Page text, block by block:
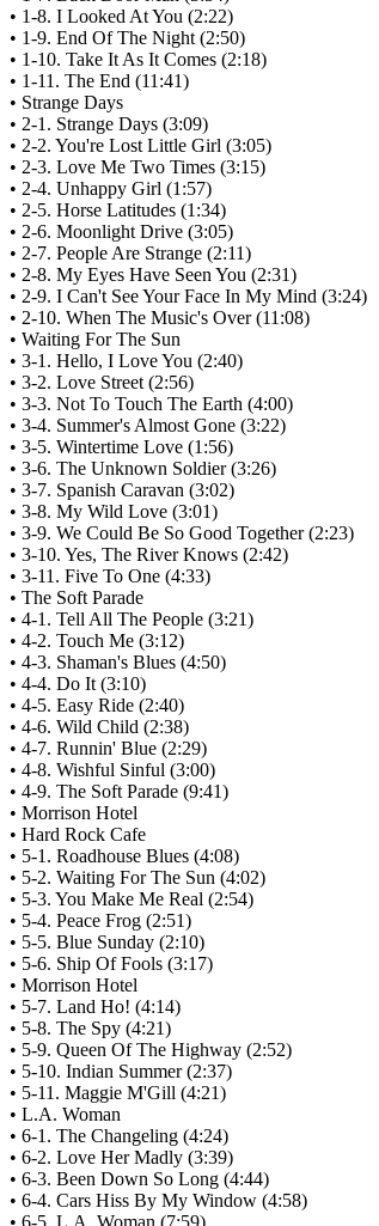
• 1-8. I Looked At You (2:22)
• 1-9. End Of The Night (2:50)
• 1-10. Take It As It Comes (2:18)
• 1-11. The End (11:41)
• Strange Days
• 2-1. Strange Days (3:09)
• 2-2. You're Lost Little Girl (3:05)
• 2-3. Love Me Two Times (3:15)
• 2-4. Unhappy Girl (1:57)
• 2-5. Horse Latitudes (1:34)
• 2-6. Moonlight Drive (3:05)
• 2-7. People Are Strange (2:11)
• 2-8. My Eyes Have Seen You (2:31)
• 2-9. I Can't See Your Face In My Mind (3:24)
• 2-10. When The Music's Over (11:08)
• Waiting For The Sun
• 3-1. Hello, I Love You (2:40)
• 3-2. Love Street (2:56)
• 3-3. Not To Touch The Earth (4:00)
• 3-4. Summer's Almost Gone (3:22)
• 3-5. Wintertime Love (1:56)
• 3-6. The Unknown Soldier (3:26)
• 3-7. Spanish Caravan (3:02)
• 3-8. My Wild Love (3:01)
• 3-9. We Could Be So Good Together (2:23)
• 3-10. Yes, The River Knows (2:42)
• 3-11. Five To One (4:33)
• The Soft Parade
• 4-1. Tell All The People (3:21)
• 4-2. Touch Me (3:12)
• 4-3. Shaman's Blues (4:50)
• 4-4. Do It (3:10)
• 4-5. Easy Ride (2:40)
• 4-6. Wild Child (2:38)
• 4-7. Runnin' Blue (2:29)
• 4-8. Wishful Sinful (3:00)
• 4-9. The Soft Parade (9:41)
• Morrison Hotel
• Hard Rock Cafe
• 5-1. Roadhouse Blues (4:08)
• 5-2. Waiting For The Sun (4:02)
• 5-3. You Make Me Real (2:54)
• 5-4. Peace Frog (2:51)
• 5-5. Blue Sunday (2:10)
• 5-6. Ship Of Fools (3:17)
• Morrison Hotel
• 5-7. Land Ho! (4:14)
• 5-8. The Spy (4:21)
• 5-9. Queen Of The Highway (2:52)
• 5-10. Indian Summer (2:37)
• 5-11. Maggie M'Gill (4:21)
• L.A. Woman
• 6-1. The Changeling (4:24)
• 6-2. Love Her Madly (3:39)
• 6-3. Been Down So Long (4:44)
• 6-4. Cars Hiss By My Window (4:58)